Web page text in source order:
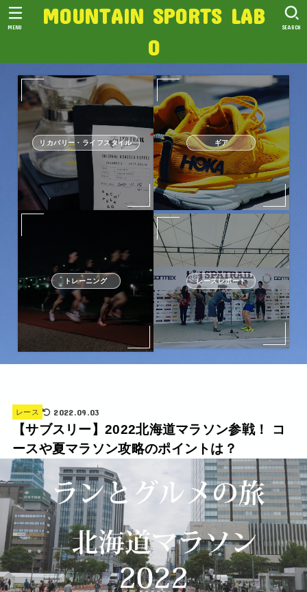
MOUNTAIN SPORTS LAB
O
SEARCH
MENU
リカバリー・ライフスタイル ギア
トレーニング レースレポート
レース 2022.09.03
【サブスリー】2022北海道マラソン参戦！ コ
ースや夏マラソン攻略のポイントは？